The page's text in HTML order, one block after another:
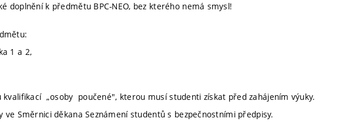
doplnění k předmětu BPC-NEO, bez kterého nemá smysl!
1 a 2,
„osoby poučené", kterou musí studenti získat před zahájením výuky.
Směrnici děkana Seznámení studentů s bezpečnostními předpisy.